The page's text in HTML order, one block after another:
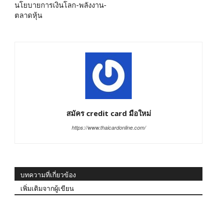
นโยบายการเงินโลก-พลังงาน-
ตลาดหุ้น
สมัคร credit card มือใหม่
https://www.thaicardonline.com/
บทความที่เกี่ยวข้อง
เพิ่มเติมจากผู้เขียน